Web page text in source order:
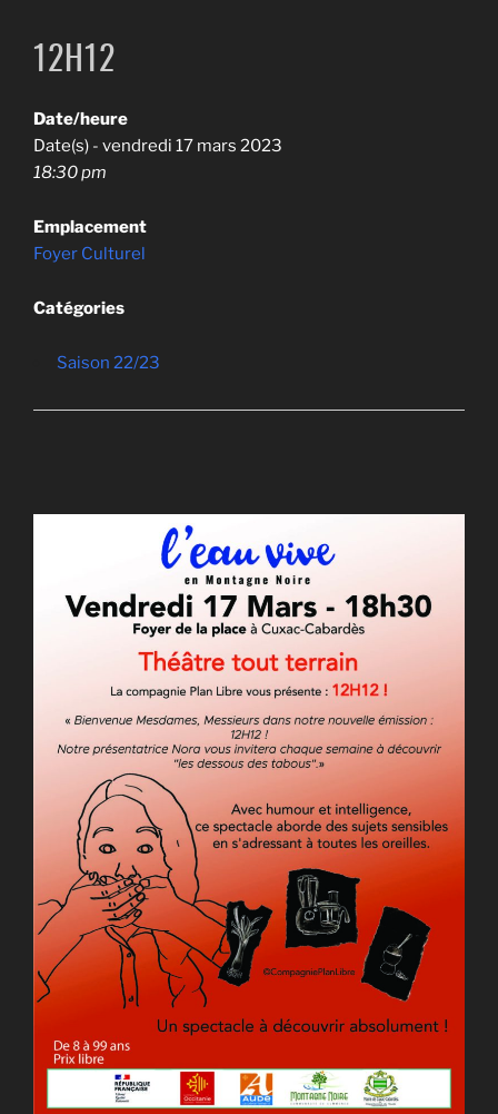
12H12
Date/heure
Date(s) - vendredi 17 mars 2023
18:30 pm
Emplacement
Foyer Culturel
Catégories
Saison 22/23